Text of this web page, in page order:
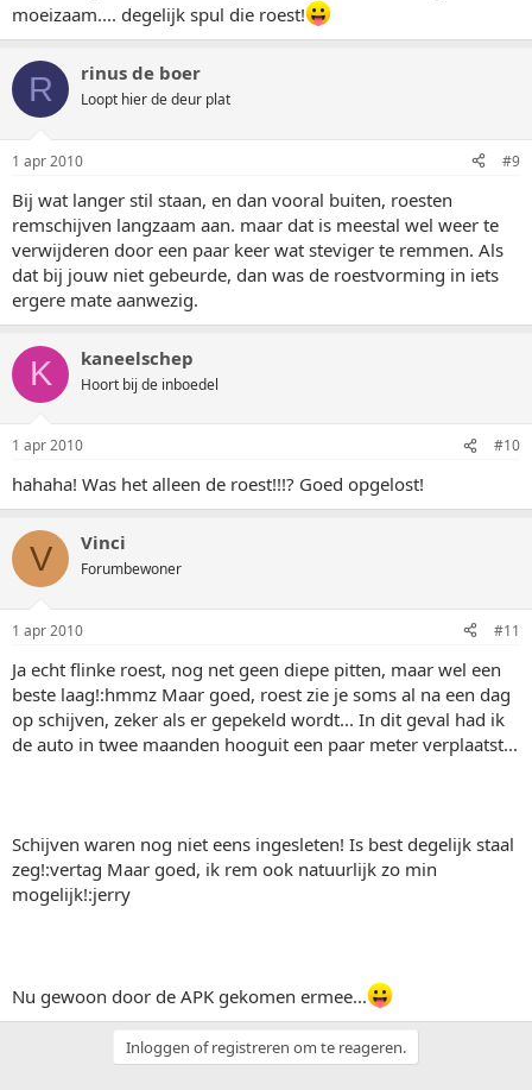
moeizaam.... degelijk spul die roest!
R rinus de boer
Loopt hier de deur plat
1 apr 2010 #9
Bij wat langer stil staan, en dan vooral buiten, roesten
remschijven langzaam aan. maar dat is meestal wel weer te
verwijderen door een paar keer wat steviger te remmen. Als
dat bij jouw niet gebeurde, dan was de roestvorming in iets
ergere mate aanwezig.
K kaneelschep
Hoort bij de inboedel
1 apr 2010 #10
hahaha! Was het alleen de roest!!!? Goed opgelost!
V Vinci
Forumbewoner
1 apr 2010 #11
Ja echt flinke roest, nog net geen diepe pitten, maar wel een
beste laag!:hmmz Maar goed, roest zie je soms al na een dag
op schijven, zeker als er gepekeld wordt... In dit geval had ik
de auto in twee maanden hooguit een paar meter verplaatst...
Schijven waren nog niet eens ingesleten! Is best degelijk staal
zeg!:vertag Maar goed, ik rem ook natuurlijk zo min
mogelijk!:jerry
Nu gewoon door de APK gekomen ermee...
Inloggen of registreren om te reageren.